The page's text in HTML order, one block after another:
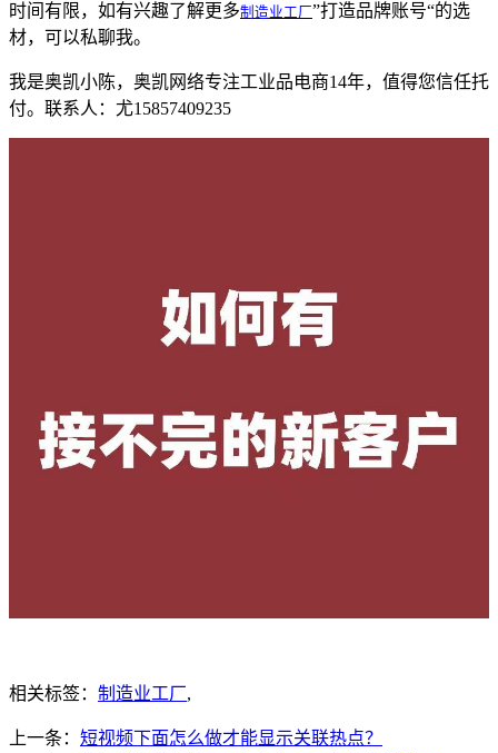
时间有限，如有兴趣了解更多制造业工厂”打造品牌账号“的选
材，可以私聊我。
我是奥凯小陈，奥凯网络专注工业品电商14年，值得您信任托
付。联系人：尤15857409235
相关标签： 制造业工厂,
上一条： 短视频下面怎么做才能显示关联热点？